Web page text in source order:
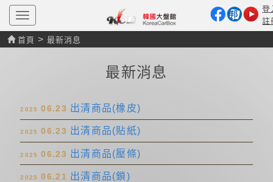
T
o
g
g
g
a
t
i
o
登
註
首頁 > 最新消息
最新消息
2025 06.23 出清商品(橡皮)
2025 06.23 出清商品(貼紙)
2025 06.23 出清商品(壓條)
2025 06.21 出清商品(鎖)